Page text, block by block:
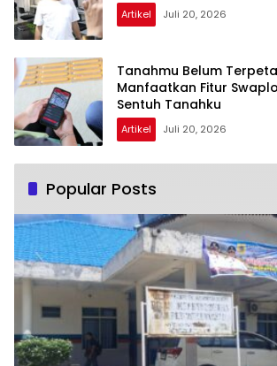
Artikel Juli 20, 2026
Tanahmu Belum
Manfaatkan Fitur
Sentuh Tanahku
Artikel Juli 20, 2026
Popular Posts